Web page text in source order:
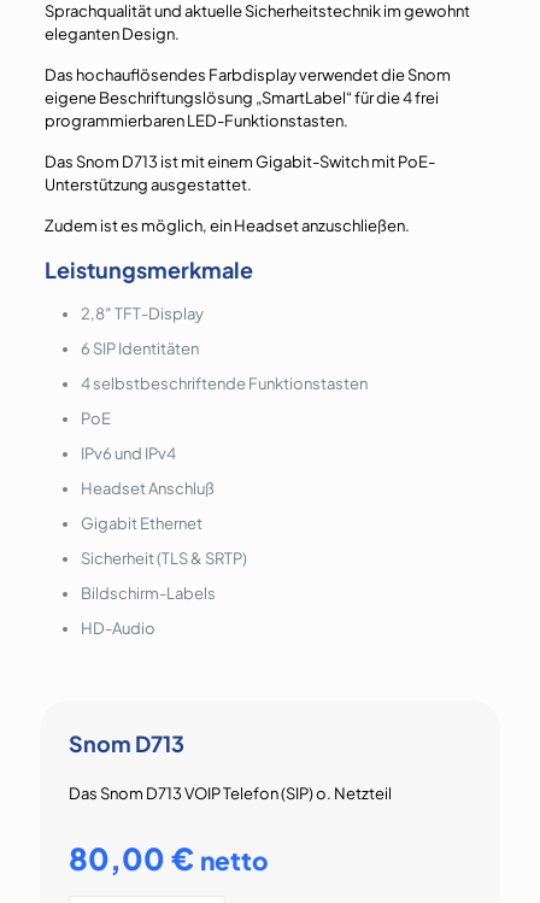
Sprachqualität und aktuelle Sicherheitstechnik im gewohnt
eleganten Design.
Das hochauflösendes Farbdisplay verwendet die Snom
eigene Beschriftungslösung „SmartLabel“ für die 4 frei
programmierbaren LED-Funktionstasten.
Das Snom D713 ist mit einem Gigabit-Switch mit PoE-
Unterstützung ausgestattet.
Zudem ist es möglich, ein Headset anzuschließen.
Leistungsmerkmale
2,8″ TFT-Display
6 SIP Identitäten
4 selbstbeschriftende Funktionstasten
PoE
IPv6 und IPv4
Headset Anschluß
Gigabit Ethernet
Sicherheit (TLS & SRTP)
Bildschirm-Labels
HD-Audio
Snom D713
Das Snom D713 VOIP Telefon (SIP) o. Netzteil
80,00€ netto